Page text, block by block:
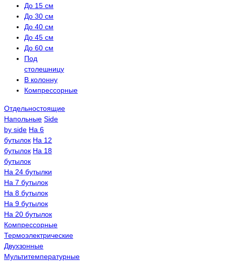
До 15 см
До 30 см
До 40 см
До 45 см
До 60 см
Под
столешницу
В колонну
Компрессорные
Отдельностоящие
Напольные Side
by side На 6
бутылок На 12
бутылок На 18
бутылок
На 24 бутылки
На 7 бутылок
На 8 бутылок
На 9 бутылок
На 20 бутылок
Компрессорные
Термоэлектрические
Двухзонные
Мультитемпературные